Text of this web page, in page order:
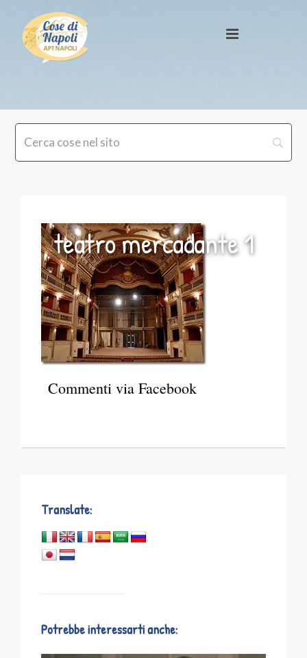
teatro mercadante 1
Commenti via Facebook
Translate:
Potrebbe interessarti anche: